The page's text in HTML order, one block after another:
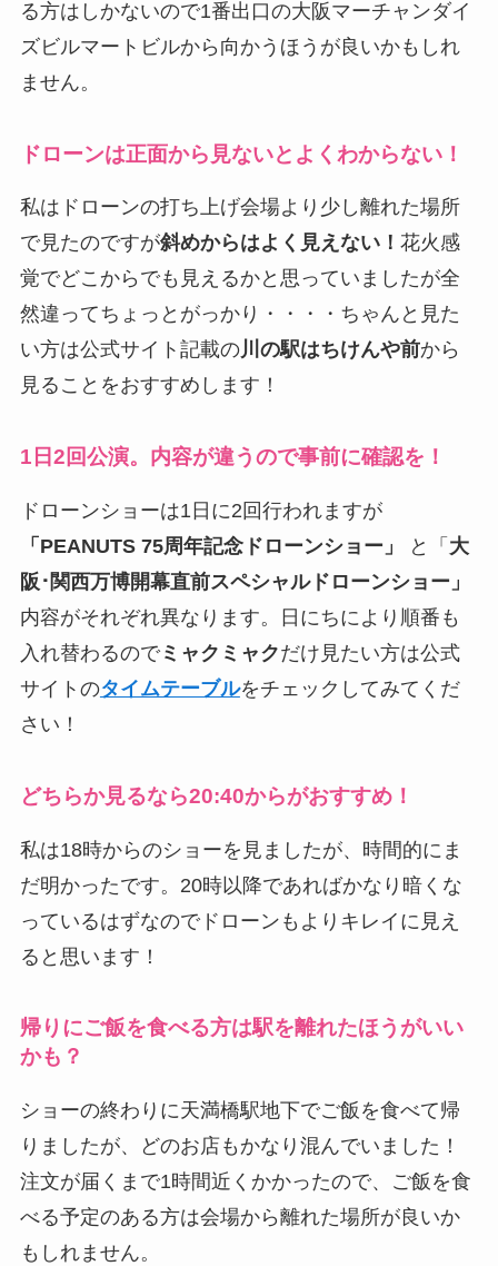
る方はしかないので1番出口の大阪マーチャンダイ
ズビルマートビルから向かうほうが良いかもしれ
ません。
ドローンは正面から見ないとよくわからない！
私はドローンの打ち上げ会場より少し離れた場所
で見たのですが斜めからはよく見えない！ 花火感
覚でどこからでも見えるかと思っていましたが全
然違ってちょっとがっかり・・・・ちゃんと見た
い方は公式サイト記載の川の駅はちけんや前から
見ることをおすすめします！
1日2回公演。内容が違うので事前に確認を！
ドローンショーは1日に2回行われますが
「PEANUTS 75周年記念ドローンショー」
と「 大
阪･関西万博開幕直前スペシャルドローンショー」
内容がそれぞれ異なります。日にちにより順番も
入れ替わるのでミャクミャクだけ見たい方は公式
サイトのタイムテーブルをチェックしてみてくだ
さい！
どちらか見るなら20:40からがおすすめ！
私は18時からのショーを見ましたが、時間的にま
だ明かったです。20時以降であればかなり暗くな
っているはずなのでドローンもよりキレイに見え
ると思います！
帰りにご飯を食べる方は駅を離れたほうがいい
かも？
ショーの終わりに天満橋駅地下でご飯を食べて帰
りましたが、どのお店もかなり混んでいました！
注文が届くまで1時間近くかかったので、ご飯を食
べる予定のある方は会場から離れた場所が良いか
もしれません。